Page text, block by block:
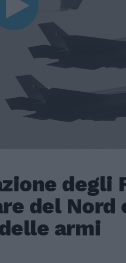
degli
del Nord
armi